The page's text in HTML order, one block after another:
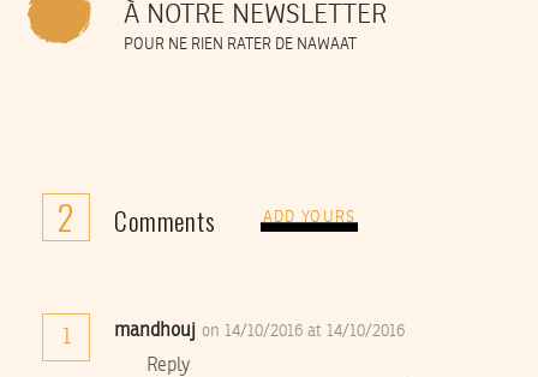
À NOTRE NEWSLETTER
POUR NE RIEN RATER DE NAWAAT
2 Comments ADD YOURS
mandhouj on 14/10/2016 at 14/10/2016
Reply